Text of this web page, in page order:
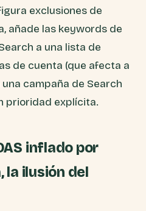
exclusiones de
añade las keywords de
a una lista de
de cuenta (que afecta a
campaña de Search
prioridad explícita.
inflado por
ilusión del